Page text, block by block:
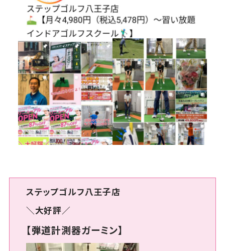
ステップゴルフ八王子店
＼大好評／
【弾道計測器ガーミン】